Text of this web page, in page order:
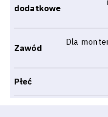
dodatkowe
Zawód
Dla
Płeć